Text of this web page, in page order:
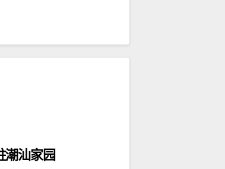
潮汕家园